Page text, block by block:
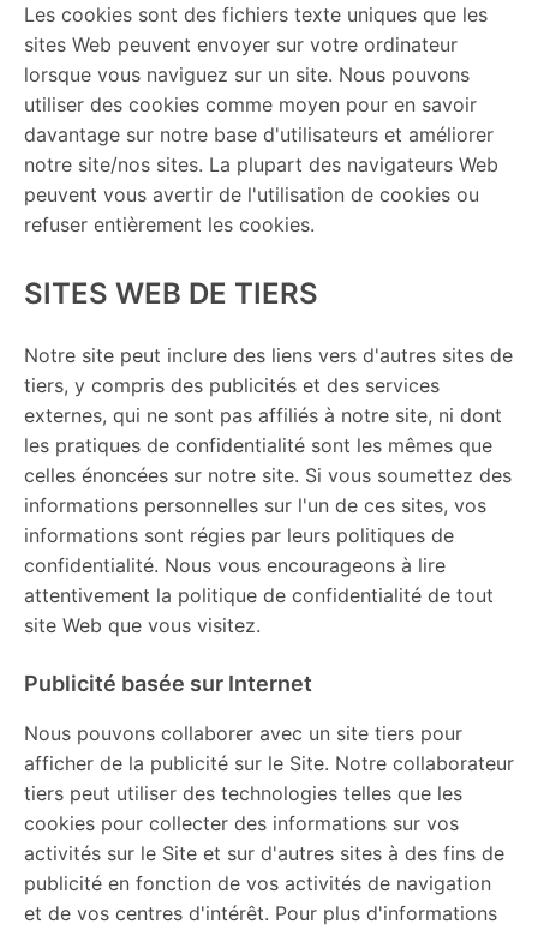
Les cookies sont des fichiers texte uniques que les
sites Web peuvent envoyer sur votre ordinateur
lorsque vous naviguez sur un site. Nous pouvons
utiliser des cookies comme moyen pour en savoir
davantage sur notre base d'utilisateurs et améliorer
notre site/nos sites. La plupart des navigateurs Web
peuvent vous avertir de l'utilisation de cookies ou
refuser entièrement les cookies.
SITES WEB DE TIERS
Notre site peut inclure des liens vers d'autres sites de
tiers, y compris des publicités et des services
externes, qui ne sont pas affiliés à notre site, ni dont
les pratiques de confidentialité sont les mêmes que
celles énoncées sur notre site. Si vous soumettez des
informations personnelles sur l'un de ces sites, vos
informations sont régies par leurs politiques de
confidentialité. Nous vous encourageons à lire
attentivement la politique de confidentialité de tout
site Web que vous visitez.
Publicité basée sur Internet
Nous pouvons collaborer avec un site tiers pour
afficher de la publicité sur le Site. Notre collaborateur
tiers peut utiliser des technologies telles que les
cookies pour collecter des informations sur vos
activités sur le Site et sur d'autres sites à des fins de
publicité en fonction de vos activités de navigation
et de vos centres d'intérêt. Pour plus d'informations